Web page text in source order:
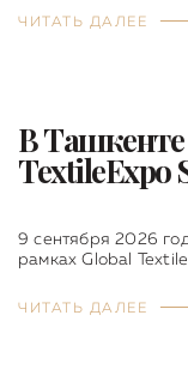
ЧИТАТЬ ДАЛЕЕ
В Ташкенте
TextileExpo
9 сентября 2026
рамках Global
ЧИТАТЬ ДАЛЕЕ